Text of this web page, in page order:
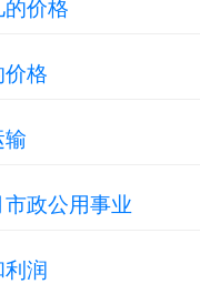
价格
格
输
政公用事业
润